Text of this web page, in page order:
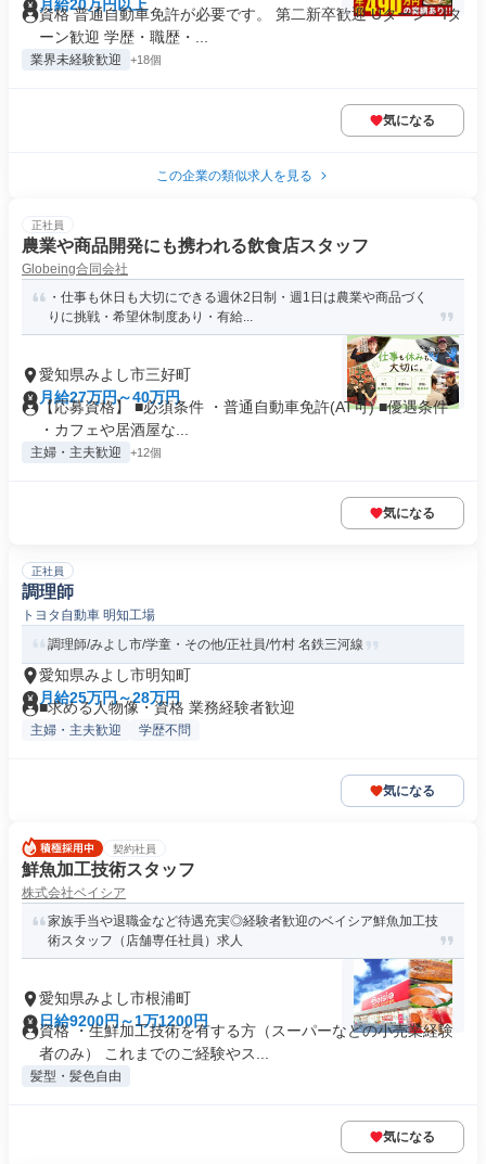
月給20万円以上
資格 普通自動車免許が必要です。 第二新卒歓迎 Uターン・Iタ
ーン歓迎 学歴・職歴・...
業界未経験歓迎 +18個
気になる
この企業の類似求人を見る
正社員
農業や商品開発にも携われる飲食店スタッフ
Globeing合同会社
・仕事も休日も大切にできる週休2日制・週1日は農業や商品づく
りに挑戦・希望休制度あり・有給...
愛知県みよし市三好町
月給27万円～40万円
【応募資格】 ■必須条件 ・普通自動車免許(AT可) ■優遇条件
・カフェや居酒屋な...
主婦・主夫歓迎 +12個
気になる
正社員
調理師
トヨタ自動車 明知工場
調理師/みよし市/学童・その他/正社員/竹村 名鉄三河線
愛知県みよし市明知町
月給25万円～28万円
■求める人物像・資格 業務経験者歓迎
主婦・主夫歓迎 学歴不問
気になる
契約社員
鮮魚加工技術スタッフ
株式会社ベイシア
家族手当や退職金など待遇充実◎経験者歓迎のベイシア鮮魚加工技
術スタッフ（店舗専任社員）求人
愛知県みよし市根浦町
日給9200円～1万1200円
資格 ・生鮮加工技術を有する方（スーパーなどの小売業経験
者のみ） これまでのご経験やス...
髪型・髪色自由
気になる